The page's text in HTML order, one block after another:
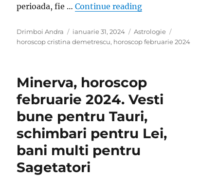
perioada, fie …Continue reading„Cristina
Author
Drimboi Andra
Posted
on
ianuarie 31, 2024 Categories
Astrologie
horoscop cristina demetrescu, horoscop februarie 2024
Minerva, horoscop
februarie 2024. Vesti
bune pentru Tauri,
schimbari pentru Lei,
bani multi pentru
Sagetatori